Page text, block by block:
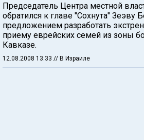
Председатель Центра местной
обратился к главе "Сохнута" Зеэву
предложением разработать
приему еврейских семей из зоны
Кавказе.
12.08.2008 13:33 // В Израиле